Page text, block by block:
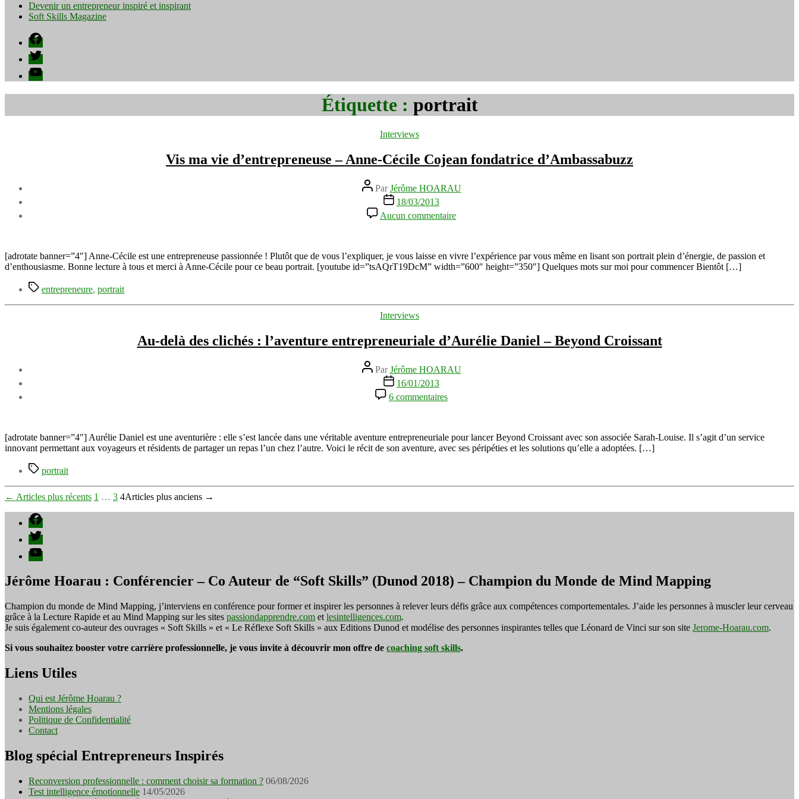
Devenir un entrepreneur inspiré et inspirant
Soft Skills Magazine
Facebook
Twitter
YouTube
Étiquette : portrait
Catégories
Interviews
Vis ma vie d’entrepreneuse – Anne-Cécile Cojean fondatrice d’Ambassabuzz
Auteur
de
l’article
ParJérôme HOARAU
Date
l’article
18/03/2013
Aucun commentaire
Vis
d’entrepreneuse
–
fondatrice
[adrotate banner=”4″] Anne-Cécile est une entrepreneuse passionnée ! Plutôt que de vous l’expliquer, je vous laisse en vivre l’expérience par vous même en lisant son portrait plein d’énergie, de passion et
d’enthousiasme. Bonne lecture à tous et merci à Anne-Cécile pour ce beau portrait. [youtube id=”tsAQrT19DcM” width=”600″ height=”350″] Quelques mots sur moi pour commencer Bientôt […]
Étiquettes
entrepreneure, portrait
Catégories
Interviews
Au-delà des clichés : l’aventure entrepreneuriale d’Aurélie Daniel – Beyond Croissant
Auteur
de
l’article
ParJérôme HOARAU
Date
de
l’article
16/01/2013
6 commentaires
Au-
clichés
:
Daniel
Beyond
[adrotate banner=”4″] Aurélie Daniel est une aventurière : elle s’est lancée dans une véritable aventure entrepreneuriale pour lancer Beyond Croissant avec son associée Sarah-Louise. Il s’agit d’un service
innovant permettant aux voyageurs et résidents de partager un repas l’un chez l’autre. Voici le récit de son aventure, avec ses péripéties et les solutions qu’elle a adoptées. […]
Étiquettes
portrait
Pagination
des
publications
← Articles plus récents 1 … 3 4Articles plus anciens →
Facebook
Twitter
YouTube
Jérôme Hoarau : Conférencier – Co Auteur de “Soft Skills” (Dunod 2018) – Champion du Monde de Mind Mapping
Champion du monde de Mind Mapping, j’interviens en conférence pour former et inspirer les personnes à relever leurs défis grâce aux compétences comportementales. J’aide les personnes à muscler leur cerveau
grâce à la Lecture Rapide et au Mind Mapping sur les sites passiondapprendre.com et lesintelligences.com.
Je suis également co-auteur des ouvrages « Soft Skills » et « Le Réflexe Soft Skills » aux Editions Dunod et modélise des personnes inspirantes telles que Léonard de Vinci sur son site Jerome-Hoarau.com.
Si vous souhaitez booster votre carrière professionnelle, je vous invite à découvrir mon offre de coaching soft skills.
Liens Utiles
Qui est Jérôme Hoarau ?
Mentions légales
Politique de Confidentialité
Contact
Blog spécial Entrepreneurs Inspirés
Reconversion professionnelle : comment choisir sa formation ? 06/08/2026
Test intelligence émotionnelle 14/05/2026